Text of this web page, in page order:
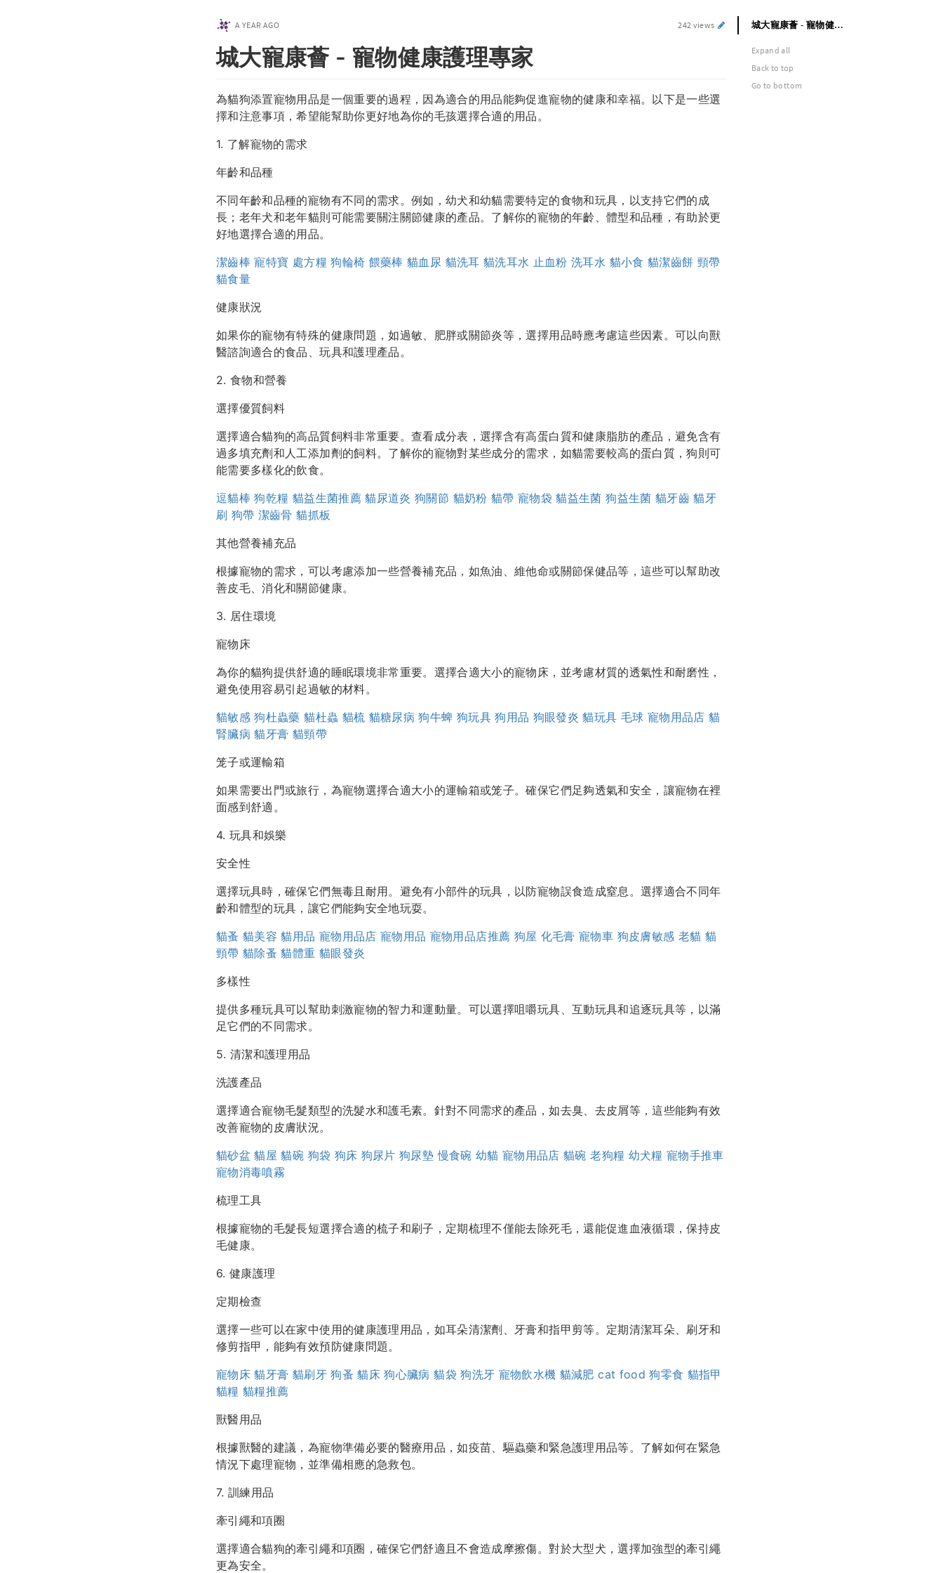
A YEAR AGO 242 views
城大寵康薈 - 寵物健康護理專家
為貓狗添置寵物用品是一個重要的過程，因為適合的用品能夠促進寵物的健康和幸福。以下是一些選
擇和注意事項，希望能幫助你更好地為你的毛孩選擇合適的用品。
1. 了解寵物的需求
年齡和品種
不同年齡和品種的寵物有不同的需求。例如，幼犬和幼貓需要特定的食物和玩具，以支持它們的成
長；老年犬和老年貓則可能需要關注關節健康的產品。了解你的寵物的年齡、體型和品種，有助於更
好地選擇合適的用品。
潔齒棒 寵特寶 處方糧 狗輪椅 餵藥棒 貓血尿 貓洗耳 貓洗耳水 止血粉 洗耳水 貓小食 貓潔齒餅 頸帶
貓食量
健康狀況
如果你的寵物有特殊的健康問題，如過敏、肥胖或關節炎等，選擇用品時應考慮這些因素。可以向獸
醫諮詢適合的食品、玩具和護理產品。
2. 食物和營養
選擇優質飼料
選擇適合貓狗的高品質飼料非常重要。查看成分表，選擇含有高蛋白質和健康脂肪的產品，避免含有
過多填充劑和人工添加劑的飼料。了解你的寵物對某些成分的需求，如貓需要較高的蛋白質，狗則可
能需要多樣化的飲食。
逗貓棒 狗乾糧 貓益生菌推薦 貓尿道炎 狗關節 貓奶粉 貓帶 寵物袋 貓益生菌 狗益生菌 貓牙齒 貓牙
刷 狗帶 潔齒骨 貓抓板
其他營養補充品
根據寵物的需求，可以考慮添加一些營養補充品，如魚油、維他命或關節保健品等，這些可以幫助改
善皮毛、消化和關節健康。
3. 居住環境
寵物床
為你的貓狗提供舒適的睡眠環境非常重要。選擇合適大小的寵物床，並考慮材質的透氣性和耐磨性，
避免使用容易引起過敏的材料。
貓敏感 狗杜蟲藥 貓杜蟲 貓梳 貓糖尿病 狗牛蜱 狗玩具 狗用品 狗眼發炎 貓玩具 毛球 寵物用品店 貓
腎臟病 貓牙膏 貓頸帶
笼子或運輸箱
如果需要出門或旅行，為寵物選擇合適大小的運輸箱或笼子。確保它們足夠透氣和安全，讓寵物在裡
面感到舒適。
4. 玩具和娛樂
安全性
選擇玩具時，確保它們無毒且耐用。避免有小部件的玩具，以防寵物誤食造成窒息。選擇適合不同年
齡和體型的玩具，讓它們能夠安全地玩耍。
貓蚤 貓美容 貓用品 寵物用品店 寵物用品 寵物用品店推薦 狗屋 化毛膏 寵物車 狗皮膚敏感 老貓 貓
頸帶 貓除蚤 貓體重 貓眼發炎
多樣性
提供多種玩具可以幫助刺激寵物的智力和運動量。可以選擇咀嚼玩具、互動玩具和追逐玩具等，以滿
足它們的不同需求。
5. 清潔和護理用品
洗護產品
選擇適合寵物毛髮類型的洗髮水和護毛素。針對不同需求的產品，如去臭、去皮屑等，這些能夠有效
改善寵物的皮膚狀況。
貓砂盆 貓屋 貓碗 狗袋 狗床 狗尿片 狗尿墊 慢食碗 幼貓 寵物用品店 貓碗 老狗糧 幼犬糧 寵物手推車
寵物消毒噴霧
梳理工具
根據寵物的毛髮長短選擇合適的梳子和刷子，定期梳理不僅能去除死毛，還能促進血液循環，保持皮
毛健康。
6. 健康護理
定期檢查
選擇一些可以在家中使用的健康護理用品，如耳朵清潔劑、牙膏和指甲剪等。定期清潔耳朵、刷牙和
修剪指甲，能夠有效預防健康問題。
寵物床 貓牙膏 貓刷牙 狗蚤 貓床 狗心臟病 貓袋 狗洗牙 寵物飲水機 貓減肥 cat food 狗零食 貓指甲
貓糧 貓糧推薦
獸醫用品
根據獸醫的建議，為寵物準備必要的醫療用品，如疫苗、驅蟲藥和緊急護理用品等。了解如何在緊急
情況下處理寵物，並準備相應的急救包。
7. 訓練用品
牽引繩和項圈
選擇適合貓狗的牽引繩和項圈，確保它們舒適且不會造成摩擦傷。對於大型犬，選擇加強型的牽引繩
更為安全。
城大寵康薈 - 寵物健康護理專家
Expand all
Back to top
Go to bottom